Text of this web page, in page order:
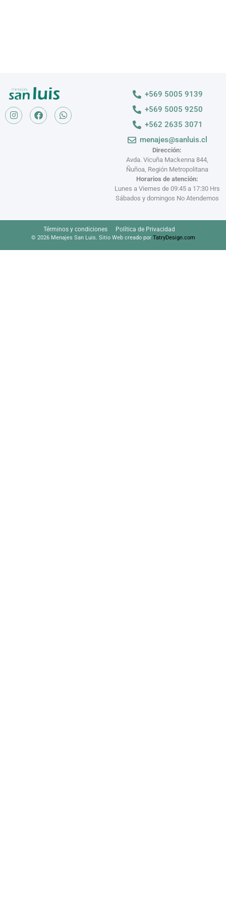
Dirección:
Avda. Vicuña Mackenna 844,
Ñuñoa, Región Metropolitana
Horarios de atención:
Lunes a Viernes de 09:45 a 17:30 Hrs
Sábados y domingos No Atendemos
+569 5005 9139
+569 5005 9250
+562 2635 3071
menajes@sanluis.cl
Términos y condiciones Política de Privacidad
© 2026 Menajes San Luis. Sitio Web creado por TatryDesign.com